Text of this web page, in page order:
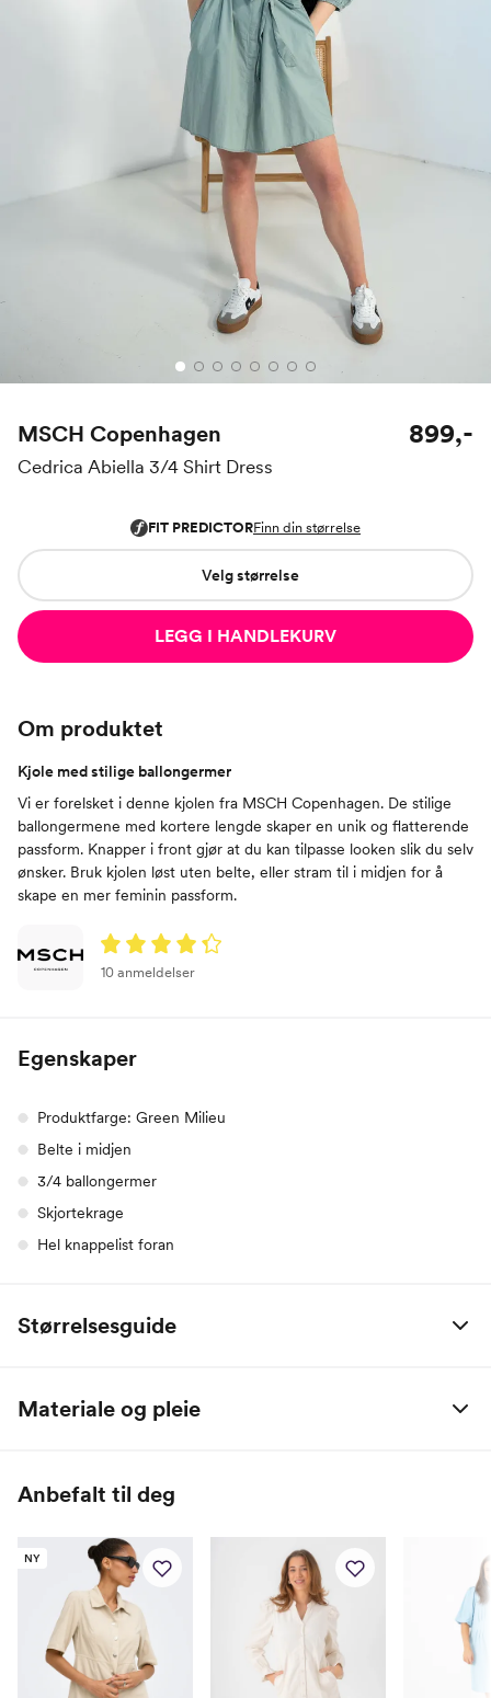
MSCH Copenhagen
Cedrica Abiella 3/4 Shirt Dress
899,-
Velg størrelse
LEGG I HANDLEKURV
Om produktet
Kjole med stilige ballongermer
Vi er forelsket i denne kjolen fra MSCH Copenhagen. De stilige
ballongermene med kortere lengde skaper en unik og flatterende
passform. Knapper i front gjør at du kan tilpasse looken slik du selv
ønsker. Bruk kjolen løst uten belte, eller stram til i midjen for å
skape en mer feminin passform.
10 anmeldelser
Egenskaper
Produktfarge: Green Milieu
Belte i midjen
3/4 ballongermer
Skjortekrage
Hel knappelist foran
Størrelsesguide
Bryst 84 88 100
Hofte 92 96
80
Materiale og pleie
Anbefalt til deg
NY